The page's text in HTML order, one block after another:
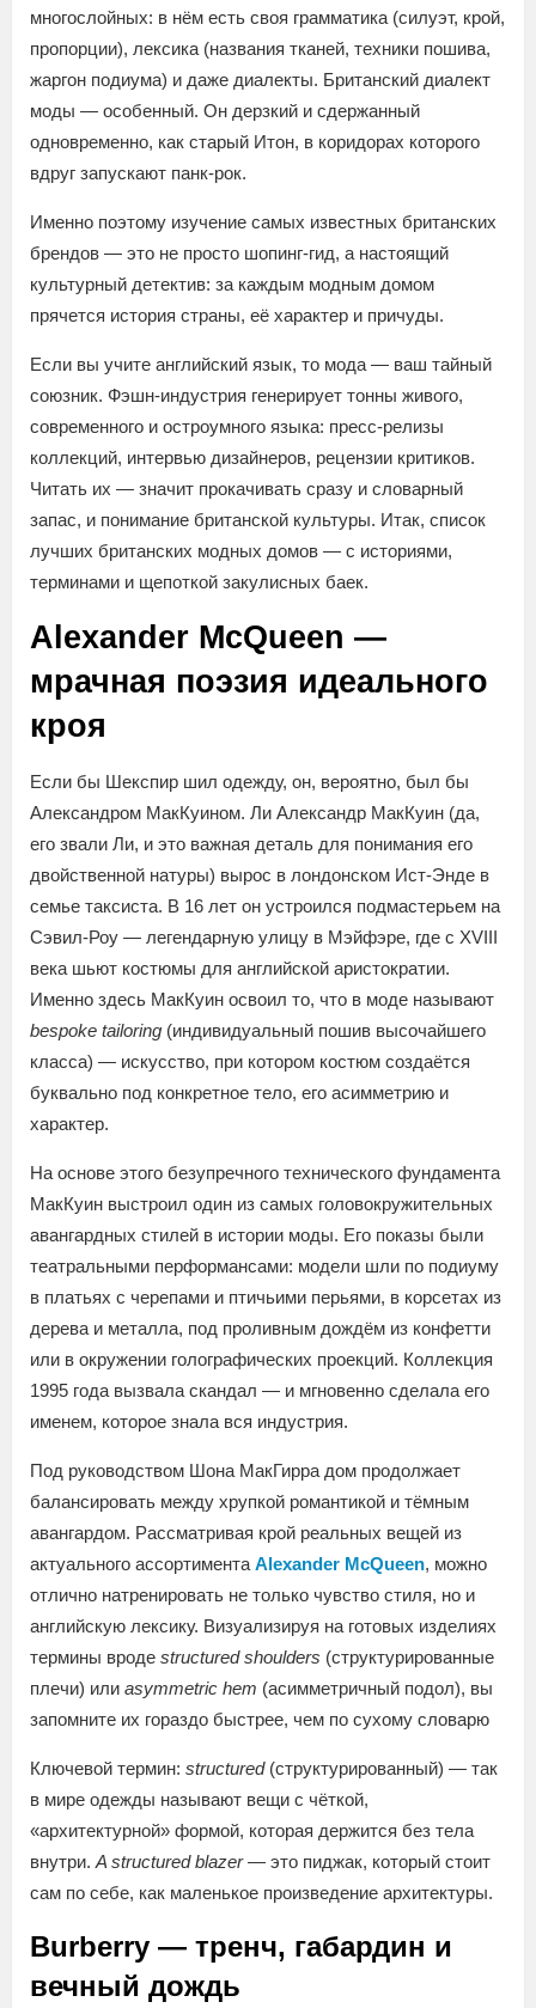
многослойных: в нём есть своя грамматика (силуэт, крой,
пропорции), лексика (названия тканей, техники пошива,
жаргон подиума) и даже диалекты. Британский диалект
моды — особенный. Он дерзкий и сдержанный
одновременно, как старый Итон, в коридорах которого
вдруг запускают панк-рок.
Именно поэтому изучение самых известных британских
брендов — это не просто шопинг-гид, а настоящий
культурный детектив: за каждым модным домом
прячется история страны, её характер и причуды.
Если вы учите английский язык, то мода — ваш тайный
союзник. Фэшн-индустрия генерирует тонны живого,
современного и остроумного языка: пресс-релизы
коллекций, интервью дизайнеров, рецензии критиков.
Читать их — значит прокачивать сразу и словарный
запас, и понимание британской культуры. Итак, список
лучших британских модных домов — с историями,
терминами и щепоткой закулисных баек.
Alexander McQueen —
мрачная поэзия идеального
кроя
Если бы Шекспир шил одежду, он, вероятно, был бы
Александром МакКуином. Ли Александр МакКуин (да,
его звали Ли, и это важная деталь для понимания его
двойственной натуры) вырос в лондонском Ист-Энде в
семье таксиста. В 16 лет он устроился подмастерьем на
Сэвил-Роу — легендарную улицу в Мэйфэре, где с XVIII
века шьют костюмы для английской аристократии.
Именно здесь МакКуин освоил то, что в моде называют
bespoke tailoring (индивидуальный пошив высочайшего
класса) — искусство, при котором костюм создаётся
буквально под конкретное тело, его асимметрию и
характер.
На основе этого безупречного технического фундамента
МакКуин выстроил один из самых головокружительных
авангардных стилей в истории моды. Его показы были
театральными перформансами: модели шли по подиуму
в платьях с черепами и птичьими перьями, в корсетах из
дерева и металла, под проливным дождём из конфетти
или в окружении голографических проекций. Коллекция
1995 года вызвала скандал — и мгновенно сделала его
именем, которое знала вся индустрия.
Под руководством Шона МакГирра дом продолжает
балансировать между хрупкой романтикой и тёмным
авангардом. Рассматривая крой реальных вещей из
актуального ассортимента Alexander McQueen, можно
отлично натренировать не только чувство стиля, но и
английскую лексику. Визуализируя на готовых изделиях
термины вроде structured shoulders (структурированные
плечи) или asymmetric hem (асимметричный подол), вы
запомните их гораздо быстрее, чем по сухому словарю
Ключевой термин: structured(структурированный) — так
в мире одежды называют вещи с чёткой,
«архитектурной» формой, которая держится без тела
внутри. A structured blazer— это пиджак, который стоит
сам по себе, как маленькое произведение архитектуры.
Burberry — тренч, габардин и
вечный дождь